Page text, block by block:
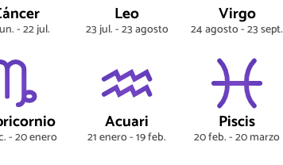
- 22 jul.
Leo
23 jul. - 23 agosto
Virgo
24 agosto - 23 sept.
- 20 enero
Acuari
21 enero - 19 feb.
Piscis
20 feb. - 20 marzo